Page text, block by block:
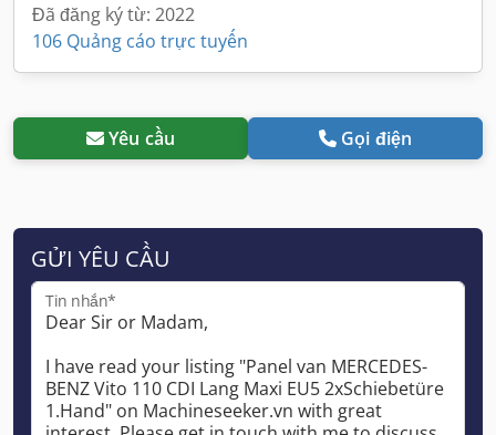
Đã đăng ký từ: 2022
106 Quảng cáo trực tuyến
Yêu cầu Gọi điện
GỬI YÊU CẦU
Tin nhắn*